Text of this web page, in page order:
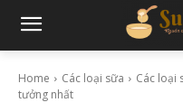
Home Các loại sữa
Các loại
tưởng nhất